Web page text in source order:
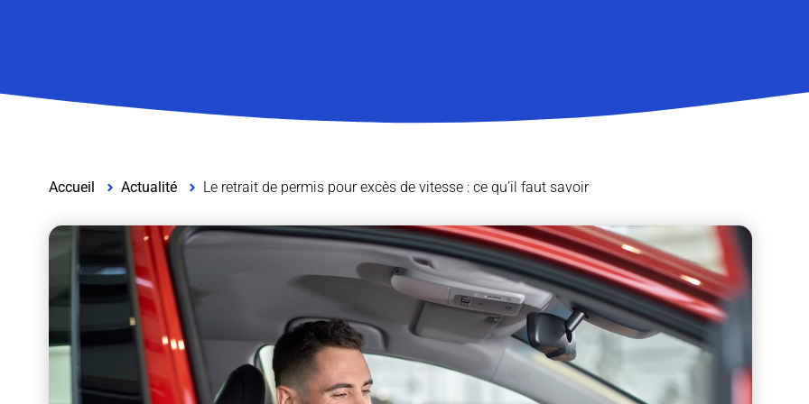
Accueil Actualité Le retrait de permis pour excès de vitesse : ce qu’il faut savoir